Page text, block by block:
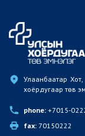
Улаанбаатар
хоёрдугаар төв
phone: +7015-
fax: 70150222